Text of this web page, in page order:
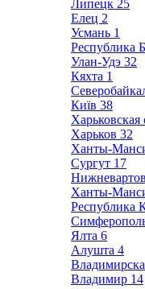
Липецк 25
Елец 2
Усмань 1
Республика
Улан-Удэ 32
Кяхта 1
Київ 38
Харьковская
Харьков 32
Ханты-
Сургут 17
Ханты-
Республика
Ялта 6
Алушта 4
Владимир 14